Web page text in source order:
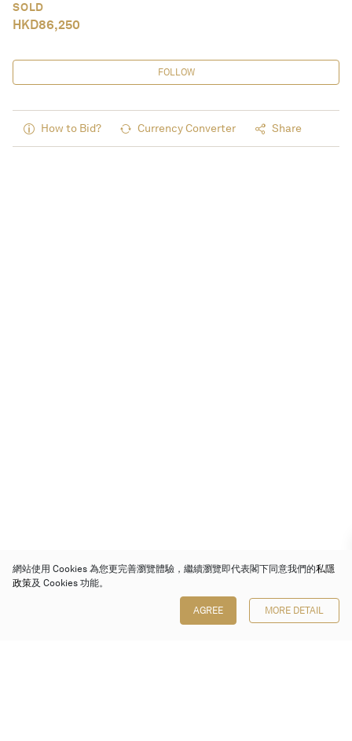
SOLD
HKD86,250
FOLLOW
How to Bid? Currency Converter Share
網站使用 Cookies 為您更完善瀏覽體驗，繼續瀏覽即代表閣下同意我們的私隱
政策及 Cookies 功能。
AGREE MORE DETAIL